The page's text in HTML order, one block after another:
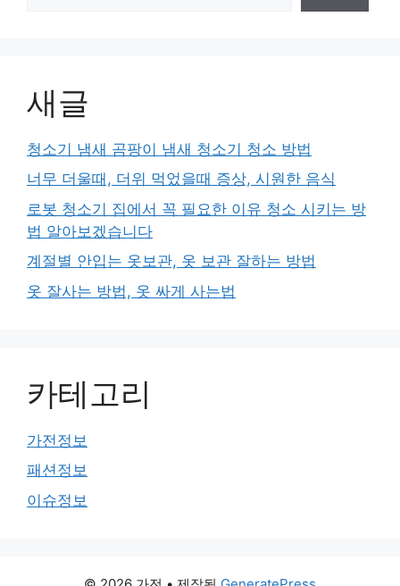
새글
청소기 냄새 곰팡이 냄새 청소기 청소 방법
너무 더울때, 더위 먹었을때 증상, 시원한 음식
로봇 청소기 집에서 꼭 필요한 이유 청소 시키는 방
법 알아보겠습니다
계절별 안입는 옷보관, 옷 보관 잘하는 방법
옷 잘사는 방법, 옷 싸게 사는법
카테고리
가전정보
패션정보
이슈정보